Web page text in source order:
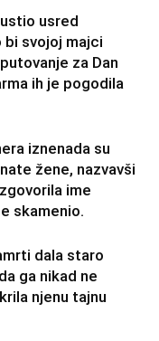
usred
svojoj majci
za Dan
ih je pogodila
iznenada su
žene, nazvavši
ime
skamenio.
dala staro
ga nikad ne
njenu tajnu